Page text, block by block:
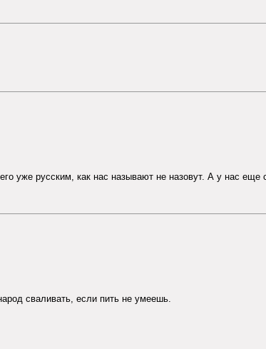
уже русским, как нас называют не назовут. А у нас еще
сваливать, если пить не умеешь.